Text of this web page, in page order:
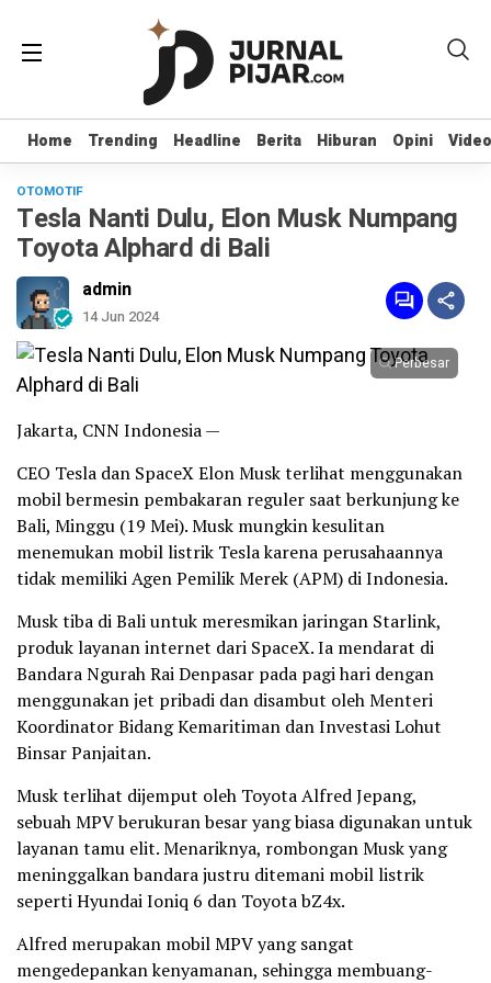
Home Trending Headline Berita Hiburan Opini Video
Home Trending Headline Berita Hiburan Opini Video
OTOMOTIF
Tesla Nanti Dulu, Elon Musk Numpang
Toyota Alphard di Bali
admin
14 Jun 2024
Perbesar
Jakarta, CNN Indonesia —
CEO Tesla dan SpaceX Elon Musk terlihat menggunakan
mobil bermesin pembakaran reguler saat berkunjung ke
Bali, Minggu (19 Mei). Musk mungkin kesulitan
menemukan mobil listrik Tesla karena perusahaannya
tidak memiliki Agen Pemilik Merek (APM) di Indonesia.
Musk tiba di Bali untuk meresmikan jaringan Starlink,
produk layanan internet dari SpaceX. Ia mendarat di
Bandara Ngurah Rai Denpasar pada pagi hari dengan
menggunakan jet pribadi dan disambut oleh Menteri
Koordinator Bidang Kemaritiman dan Investasi Lohut
Binsar Panjaitan.
Musk terlihat dijemput oleh Toyota Alfred Jepang,
sebuah MPV berukuran besar yang biasa digunakan untuk
layanan tamu elit. Menariknya, rombongan Musk yang
meninggalkan bandara justru ditemani mobil listrik
seperti Hyundai Ioniq 6 dan Toyota bZ4x.
Alfred merupakan mobil MPV yang sangat
mengedepankan kenyamanan, sehingga membuang-